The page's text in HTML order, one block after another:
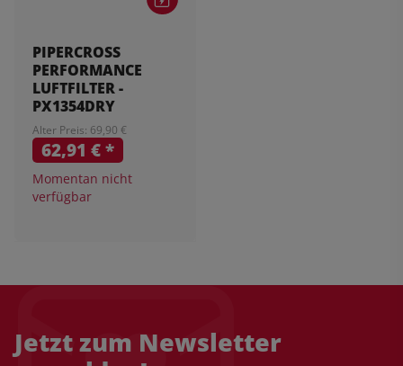
PIPERCROSS
PERFORMANCE
LUFTFILTER -
PX1354DRY
Alter Preis: 69,90 €
62,91 €*
Momentan nicht
verfügbar
Jetzt zum Newsletter